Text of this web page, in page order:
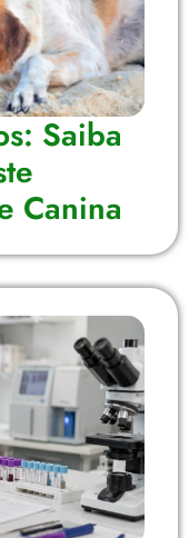
Saiba
Canina